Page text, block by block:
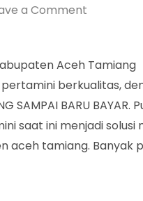
a Commenton
Kabupaten
Aceh
Tamiang
Aceh Tamiang
berkualitas,
BARU BAYAR.
saat ini menjadi solusi
aceh tamiang. Banyak